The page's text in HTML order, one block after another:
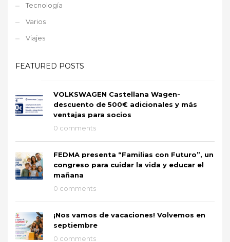
Tecnología
Varios
Viajes
FEATURED POSTS
VOLKSWAGEN Castellana Wagen-
descuento de 500€ adicionales y más
ventajas para socios
0 comments
FEDMA presenta “Familias con Futuro”, un
congreso para cuidar la vida y educar el
mañana
0 comments
¡Nos vamos de vacaciones! Volvemos en
septiembre
0 comments